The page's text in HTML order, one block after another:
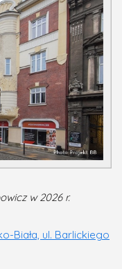
w 2026 r.
Biała, ul. Barlickiego